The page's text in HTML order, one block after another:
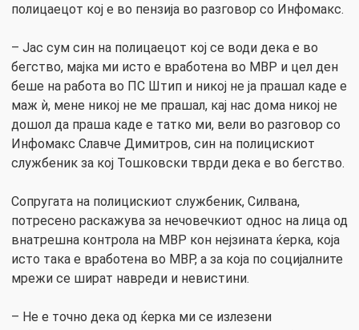
полицаецот кој е во пензија во разговор со Инфомакс.
– Јас сум син на полицаецот кој се води дека е во
бегство, мајка ми исто е вработена во МВР и цел ден
беше на работа во ПС Штип и никој не ја прашал каде е
маж ѝ, мене никој не ме прашал, кај нас дома никој не
дошол да праша каде е татко ми, вели во разговор со
Инфомакс Славче Димитров, син на полицискиот
службеник за кој Тошковски тврди дека е во бегство.
Сопругата на полицискиот службеник, Силвана,
потресено раскажува за нечовечкиот однос на лица од
внатрешна контрола на МВР кон нејзината ќерка, која
исто така е вработена во МВР, а за која по социјалните
мрежи се шират навреди и невистини.
– Не е точно дека од ќерка ми се излезени